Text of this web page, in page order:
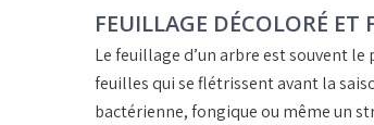
FEUILLAGE DÉCOLORÉ ET
Lefeuillaged’un arbre est souvent
feuilles qui se flétrissent avant la
bactérienne,fongiqueou même un